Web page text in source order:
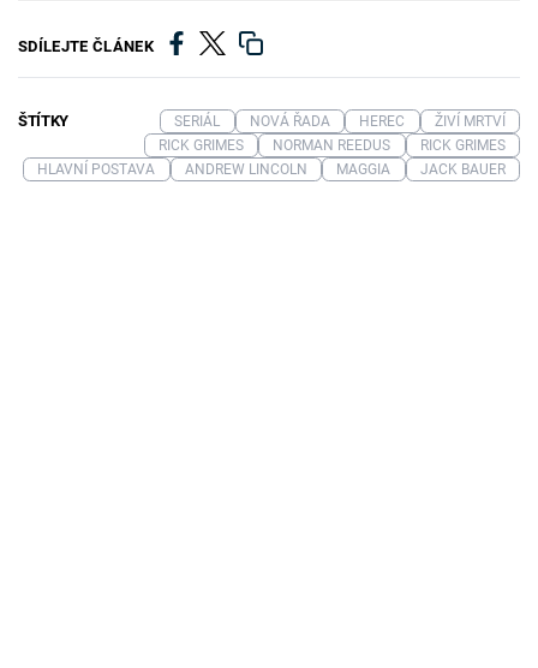
SDÍLEJTE ČLÁNEK
ŠTÍTKY SERIÁL NOVÁ ŘADA HEREC
ŽIVÍ MRTVÍ
RICK GRIMES
NORMAN REEDUS
RICK GRIMES
HLAVNÍ POSTAVA
ANDREW LINCOLN MAGGIA JACK BAUER